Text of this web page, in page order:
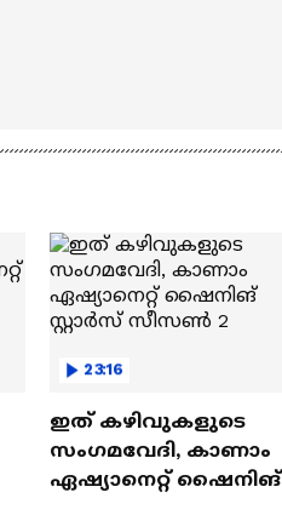
23:16
ഇത് കഴിവുകളുടെ
സംഗമവേദി, കാണാം
ഏഷ്യാനെറ്റ് ഷൈനിങ്